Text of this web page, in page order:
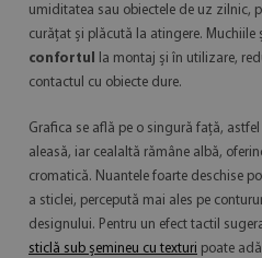
umiditatea sau obiectele de uz zilnic,
curățat și plăcută la atingere. Muchiile
confortul
la montaj și în utilizare,
contactul cu obiecte dure.
Grafica se află pe o singură față,
aleasă, iar cealaltă rămâne albă,
cromatică. Nuantele foarte deschise
a sticlei, percepută mai ales pe
designului. Pentru un efect tactil
sticlă sub șemineu cu texturi poate